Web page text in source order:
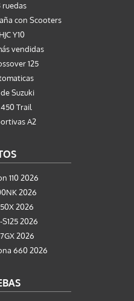
ruedas
con Scooters
Y10
vendidas
125
Suzuki
Trail
A2
110 2026
2026
2026
2026
2026
660 2026